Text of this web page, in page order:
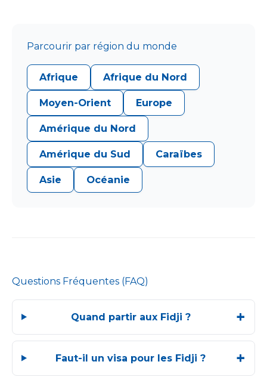
Parcourir par région du monde
Afrique Afrique du Nord
Moyen-Orient Europe
Amérique du Nord
Amérique du Sud Caraïbes
Asie Océanie
Questions Fréquentes (FAQ)
Quand partir aux Fidji ?
Faut-il un visa pour les Fidji ?